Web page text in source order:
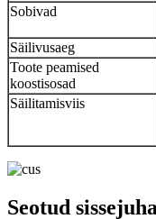
Sobivad
Säilivusaeg
Toote peamised
koostisosad
Säilitamisviis
Seotud